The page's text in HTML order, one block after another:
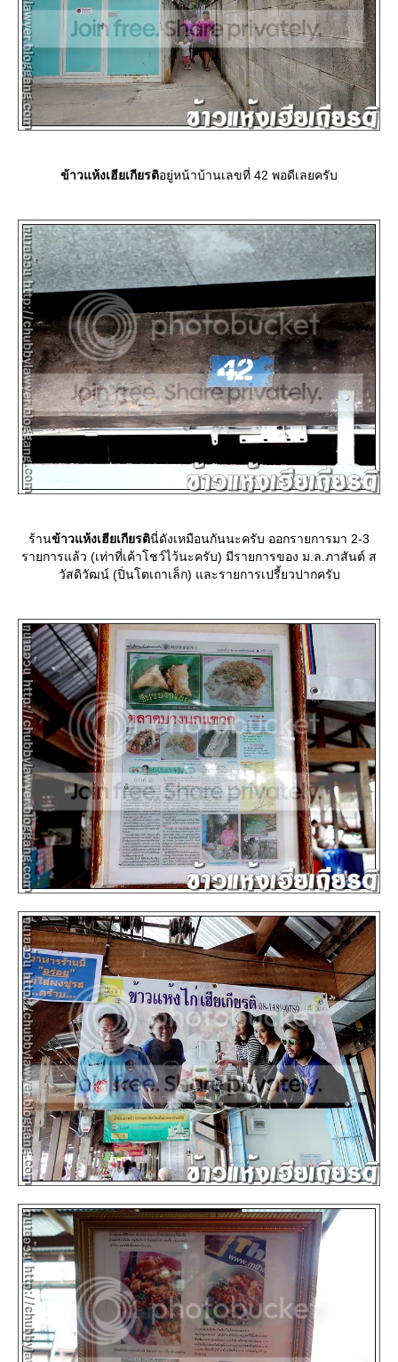
ข้าวแห้งเฮียเกียรติอยู่หน้าบ้านเลขที่ 42 พอดีเลยครับ
ร้านข้าวแห้งเฮียเกียรตินี่ดังเหมือนกันนะครับ ออกรายการมา 2-3
รายการแล้ว (เท่าที่เค้าโชว์ไว้นะครับ) มีรายการของ ม.ล.ภาสันต์ ส
วัสดิวัฒน์ (ปิ่นโตเถาเล็ก) และรายการเปรี้ยวปากครับ